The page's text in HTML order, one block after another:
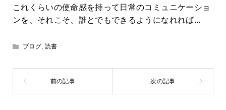
これくらいの使命感を持って日常のコミュニケーショ
ンを、それこそ、誰とでもできるようになれれば...
ブログ, 読書